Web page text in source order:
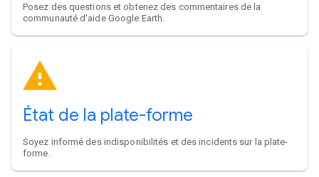
Posez des questions et obtenez des commentaires de la
communauté d'aide Google Earth.
État de la plate-forme
Soyez informé des indisponibilités et des incidents sur la plate-
forme.